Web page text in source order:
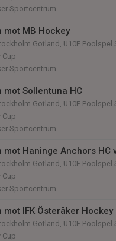
Sportcentrum
mot MB Hockey
Gotland, U10F Poolspel
Cup
Sportcentrum
mot Sollentuna HC
Gotland, U10F Poolspel
Cup
Sportcentrum
mot Haninge Anchors HC
Gotland, U10F Poolspel
Cup
Sportcentrum
mot IFK Österåker Hockey
Gotland, U10F Poolspel
Cup